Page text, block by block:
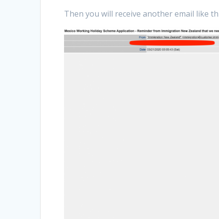
Then you will receive another email like